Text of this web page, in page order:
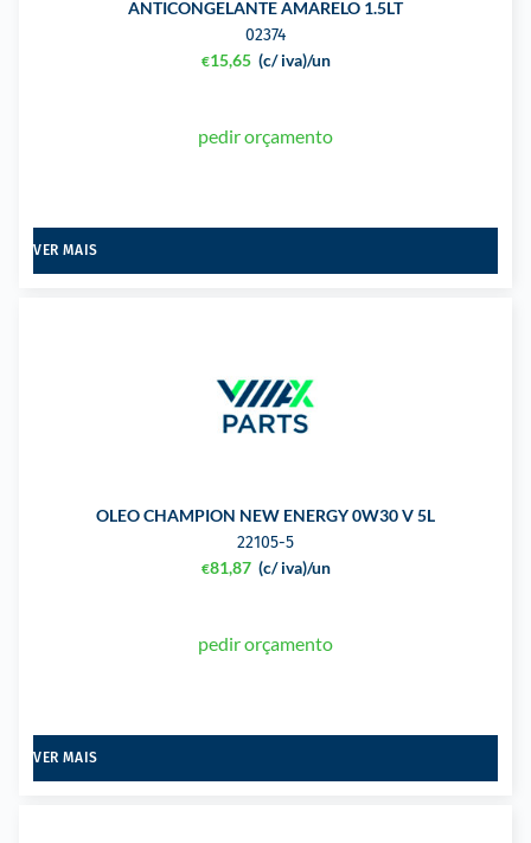
ANTICONGELANTE AMARELO 1.5LT
02374
€15,65 (c/ iva)/un
pedir orçamento
VER MAIS
OLEO CHAMPION NEW ENERGY 0W30 V 5L
22105-5
€81,87 (c/ iva)/un
pedir orçamento
VER MAIS